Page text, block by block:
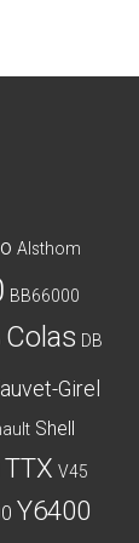
Alsthom
BB66000
Colas DB
Girel
Shell
TTX V45
Y6400